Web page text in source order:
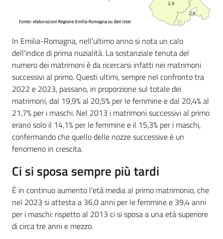
In Emilia-Romagna, nell'ultimo anno si nota un calo
dell'indice di prima nuzialità. La sostanziale tenuta del
numero dei matrimoni è da ricercarsi infatti nei matrimoni
successivi al primo. Questi ultimi, sempre nel confronto tra
2022 e 2023, passano, in proporzione sul totale dei
matrimoni, dal 19,9% al 20,5% per le femmine e dal 20,4% al
21,7% per i maschi. Nel 2013 i matrimoni successivi al primo
erano solo il 14,1% per le femmine e il 15,3% per i maschi,
confermando che quello delle nozze successive è un
fenomeno in crescita.
Ci si sposa sempre più tardi
È in continuo aumento l'età media al primo matrimonio, che
nel 2023 si attesta a 36,0 anni per le femmine e 39,4 anni
per i maschi: rispetto al 2013 ci si sposa a una età superiore
di circa tre anni e mezzo.